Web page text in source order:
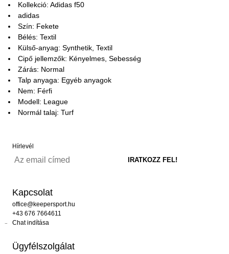
Kollekció: Adidas f50
adidas
Szín: Fekete
Bélés: Textil
Külső-anyag: Synthetik, Textil
Cipő jellemzők: Kényelmes, Sebesség
Zárás: Normal
Talp anyaga: Egyéb anyagok
Nem: Férfi
Modell: League
Normál talaj: Turf
Hírlevél
Kapcsolat
office@keepersport.hu
+43 676 7664611
Chat indítása
Ügyfélszolgálat